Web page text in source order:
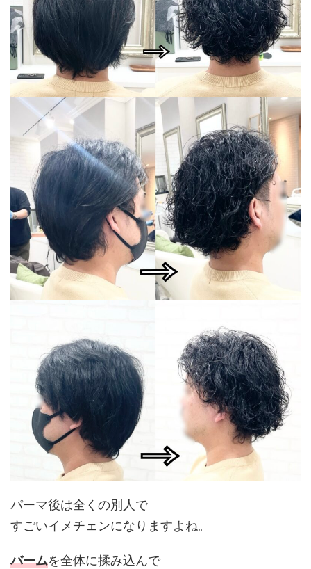
パーマ後は全くの別人で
すごいイメチェンになりますよね。
バームを全体に揉み込んで